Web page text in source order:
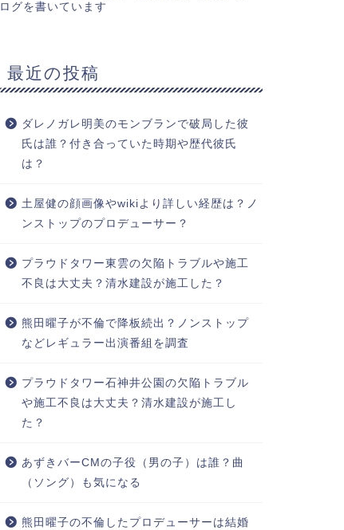
ログを書いています
最近の投稿
ダレノガレ明美のモンブランで破局した彼
氏は誰？付き合っていた時期や歴代彼氏
は？
土屋健の顔画像やwikiより詳しい経歴は？ノ
ンストップのプロデューサー？
プラウドタワー東雲の欠陥トラブルや施工
不良は大丈夫？清水建設が施工した？
熊田曜子が不倫で降板続出？ノンストップ
などレギュラー出演番組を調査
プラウドタワー石神井公園の欠陥トラブル
や施工不良は大丈夫？清水建設が施工し
た？
あずきバーCMの子役（男の子）は誰？曲
（ソング）も気になる
熊田曜子の不倫したプロデューサーは結婚